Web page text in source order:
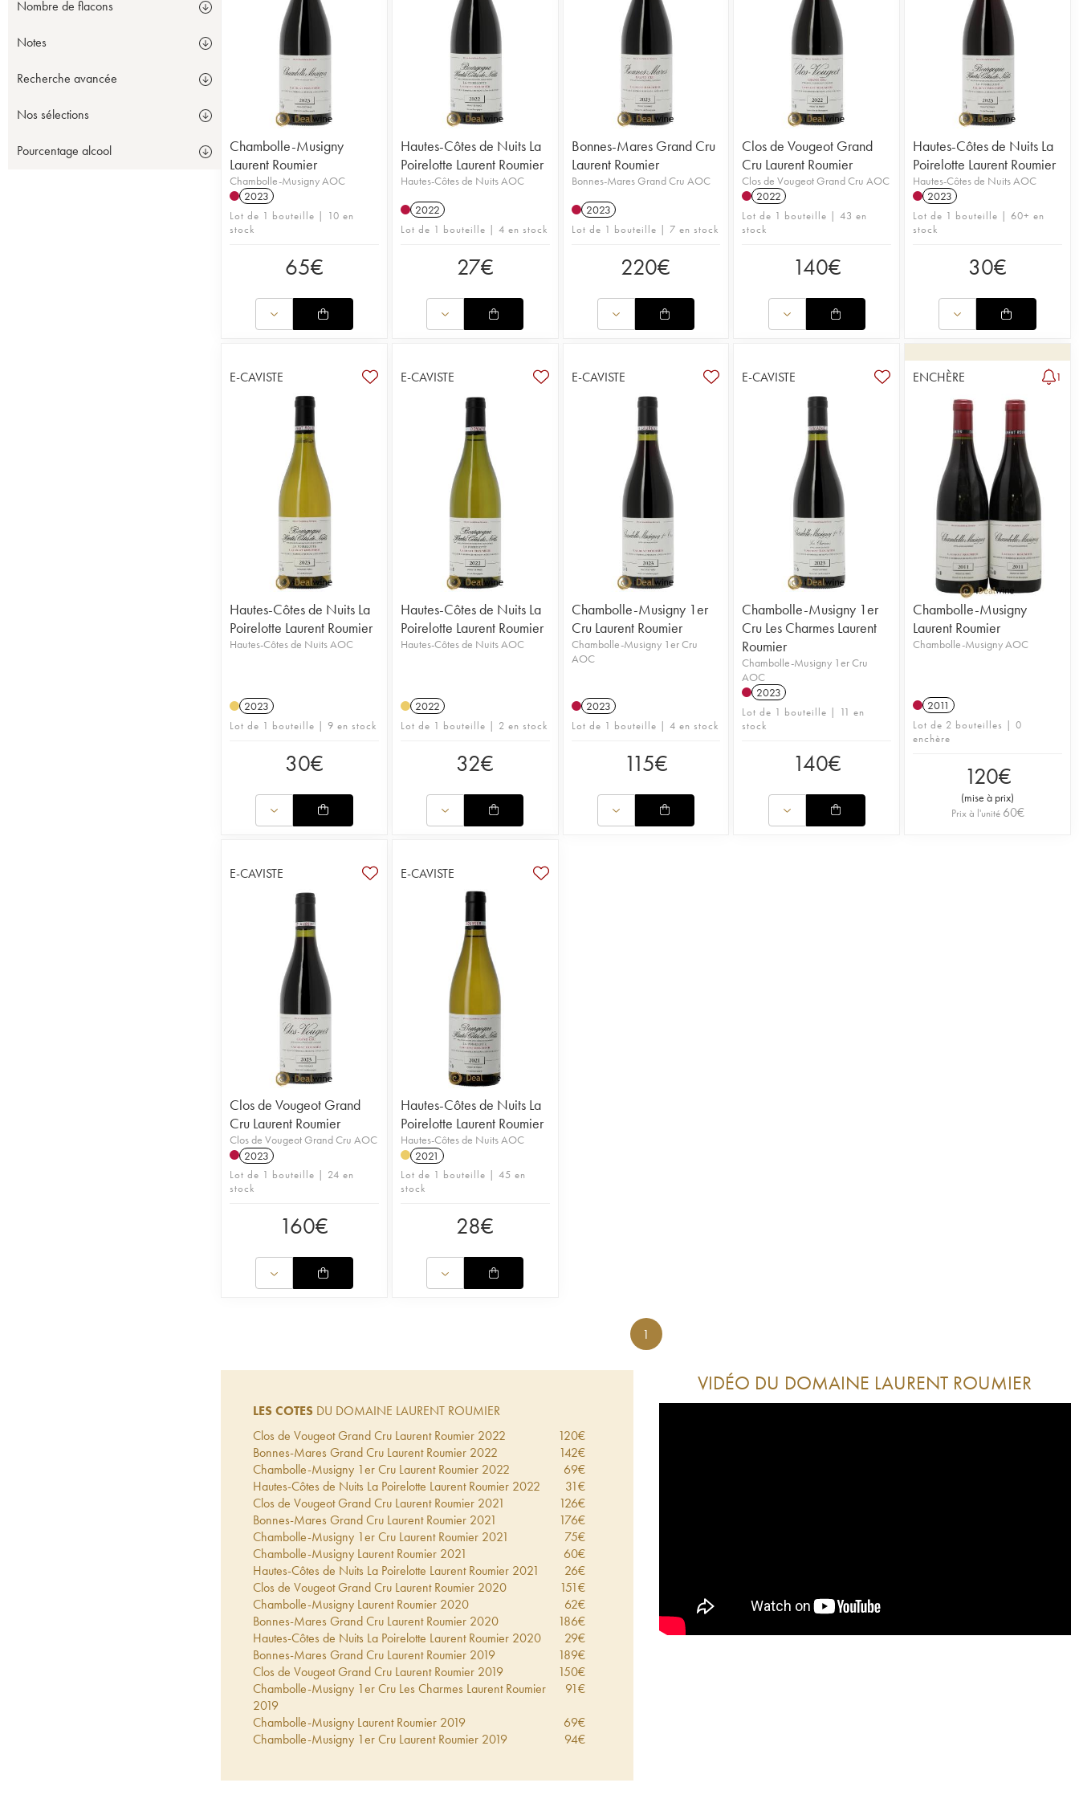
Nombre de flacons
Notes
Recherche avancée
Nos sélections
Pourcentage alcool
Chambolle-Musigny
Laurent Roumier
Chambolle-Musigny AOC
2023
Lot de 1 bouteille | 10 en
stock
65€
Hautes-Côtes de Nuits La
Poirelotte Laurent Roumier
Hautes-Côtes de Nuits AOC
2022
Lot de 1 bouteille | 4 en stock
27€
Bonnes-Mares Grand Cru
Laurent Roumier
Bonnes-Mares Grand Cru AOC
2023
Lot de 1 bouteille | 7 en stock
220€
Clos de Vougeot Grand
Cru Laurent Roumier
Clos de Vougeot Grand Cru AOC
2022
Lot de 1 bouteille | 43 en
stock
140€
Hautes-Côtes de Nuits La
Poirelotte Laurent Roumier
Hautes-Côtes de Nuits AOC
2023
Lot de 1 bouteille | 60+ en
stock
30€
E-CAVISTE
Hautes-Côtes de Nuits La
Poirelotte Laurent Roumier
Hautes-Côtes de Nuits AOC
2023
Lot de 1 bouteille | 9 en stock
30€
E-CAVISTE
Hautes-Côtes de Nuits La
Poirelotte Laurent Roumier
Hautes-Côtes de Nuits AOC
2022
Lot de 1 bouteille | 2 en stock
32€
E-CAVISTE
Chambolle-Musigny 1er
Cru Laurent Roumier
Chambolle-Musigny 1er Cru
AOC
2023
Lot de 1 bouteille | 4 en stock
115€
E-CAVISTE
Chambolle-Musigny 1er
Cru Les Charmes Laurent
Roumier
Chambolle-Musigny 1er Cru
AOC
2023
Lot de 1 bouteille | 11 en
stock
140€
ENCHÈRE 1
Chambolle-Musigny
Laurent Roumier
Chambolle-Musigny AOC
2011
Lot de 2 bouteilles | 0
enchère
120€
(mise à prix)
Prix à l'unité 60€
E-CAVISTE
Clos de Vougeot Grand
Cru Laurent Roumier
Clos de Vougeot Grand Cru AOC
2023
Lot de 1 bouteille | 24 en
stock
160€
E-CAVISTE
Hautes-Côtes de Nuits La
Poirelotte Laurent Roumier
Hautes-Côtes de Nuits AOC
2021
Lot de 1 bouteille | 45 en
stock
28€
1
LES COTES DU DOMAINE LAURENT ROUMIER
Clos de Vougeot Grand Cru Laurent Roumier 2022 120€
Bonnes-Mares Grand Cru Laurent Roumier 2022 142€
Chambolle-Musigny 1er Cru Laurent Roumier 2022 69€
Hautes-Côtes de Nuits La Poirelotte Laurent Roumier 2022 31€
Clos de Vougeot Grand Cru Laurent Roumier 2021 126€
Bonnes-Mares Grand Cru Laurent Roumier 2021 176€
Chambolle-Musigny 1er Cru Laurent Roumier 2021 75€
Chambolle-Musigny Laurent Roumier 2021 60€
Hautes-Côtes de Nuits La Poirelotte Laurent Roumier 2021 26€
Clos de Vougeot Grand Cru Laurent Roumier 2020 151€
Chambolle-Musigny Laurent Roumier 2020 62€
Bonnes-Mares Grand Cru Laurent Roumier 2020 186€
Hautes-Côtes de Nuits La Poirelotte Laurent Roumier 2020 29€
Bonnes-Mares Grand Cru Laurent Roumier 2019 189€
Clos de Vougeot Grand Cru Laurent Roumier 2019 150€
Chambolle-Musigny 1er Cru Les Charmes Laurent Roumier
2019
91€
Chambolle-Musigny Laurent Roumier 2019 69€
Chambolle-Musigny 1er Cru Laurent Roumier 2019 94€
VIDÉO DU DOMAINE LAURENT ROUMIER